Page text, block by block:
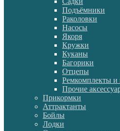
Подъёмники
Раколовки
Насосы
Якоря
Кружки
Куканы
Багорики
Отцепы
Ремкомплекты и
Прочие
Прикормки
Аттрактанты
Бойлы
Лодки